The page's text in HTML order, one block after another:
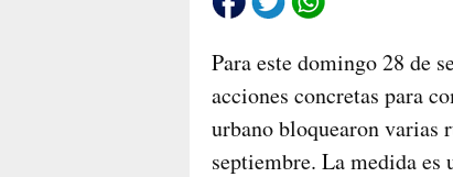
Para este domingo 28 de
acciones concretas para
urbano bloquearon varias
septiembre. La medida es